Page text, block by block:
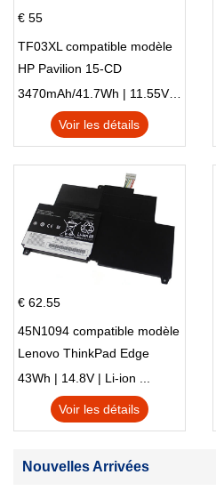
€ 55
TF03XL compatible modèle
HP Pavilion 15-CD
3470mAh/41.7Wh | 11.55V | Li-ion ...
Voir les détails
€ 62.55
45N1094 compatible modèle
Lenovo ThinkPad Edge
S230u Twist
43Wh | 14.8V | Li-ion ...
Voir les détails
Nouvelles Arrivées